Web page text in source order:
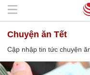
chuyện ăn Tết
Cập nhập tin tức chuyện